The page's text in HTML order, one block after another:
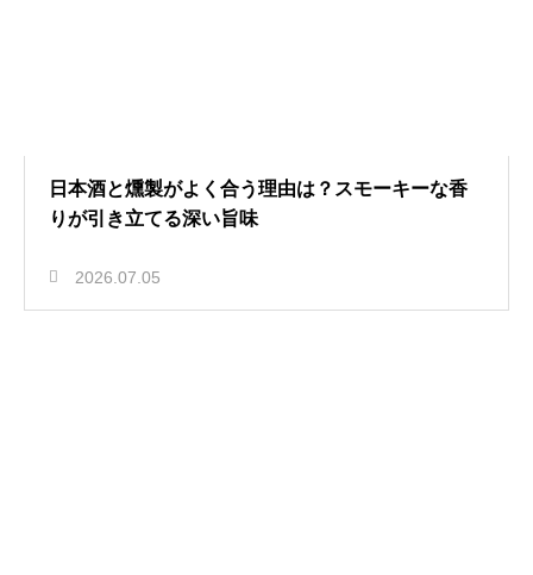
日本酒と燻製がよく合う理由は？スモーキーな香
りが引き立てる深い旨味
2026.07.05